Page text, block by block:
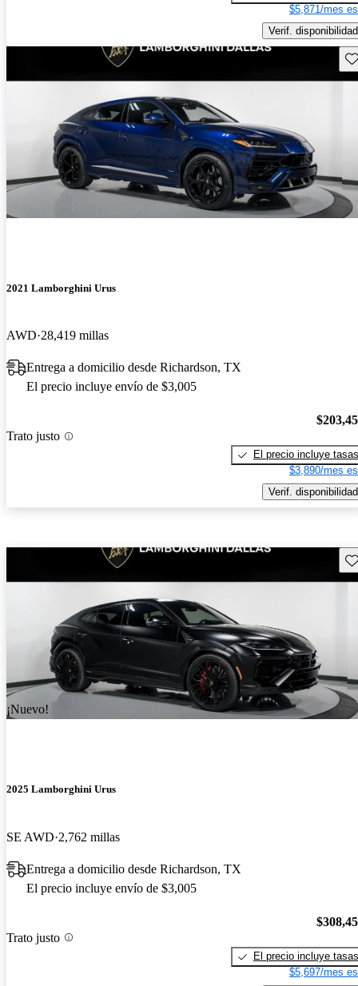
$5,871/mes
Verif. disponibilidad
2021 Lamborghini Urus
AWD 28,419 millas
Entrega a domicilio desde Richardson, TX
El precio incluye envío de $3,005
Trato justo
El precio incluye tasas
$3,890/mes
Verif. disponibilidad
¡Nuevo!
2025 Lamborghini Urus
SE AWD 2,762 millas
Entrega a domicilio desde Richardson, TX
El precio incluye envío de $3,005
Trato justo
El precio incluye tasas
$5,697/mes